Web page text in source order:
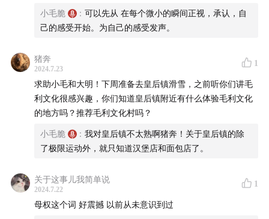
小毛脆 : 可以先从 在每个微小的瞬间正视，承认，自
己的感受开始。为自己的感受发声。
猪奔
2024.7.23
1
求助小毛和大明！下周准备去皇后镇滑雪，之前听你们讲毛
利文化很感兴趣，你们知道皇后镇附近有什么体验毛利文化
的地方吗？推荐毛利文化村吗？
小毛脆 : 我对皇后镇不太熟啊猪奔！关于皇后镇的除
了极限运动外，就只知道汉堡店和面包店了。
关于这事儿我简单说
2024.7.22
1
母权这个词 好震撼 以前从未意识到过